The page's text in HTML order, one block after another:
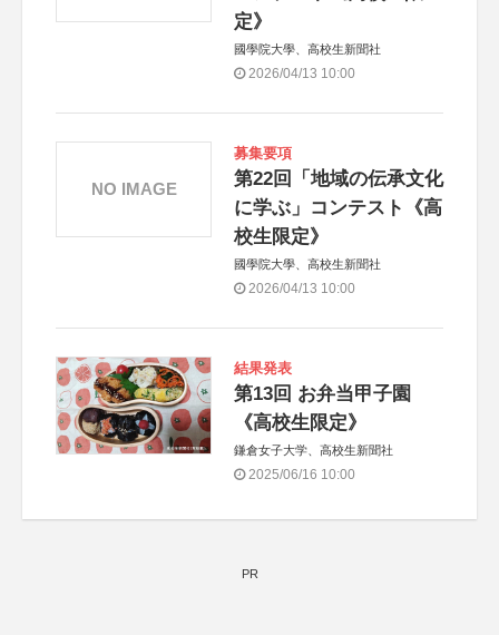
定》
國學院大學、高校生新聞社
2026/04/13 10:00
募集要項
第22回「地域の伝承文化
に学ぶ」コンテスト《高
校生限定》
國學院大學、高校生新聞社
2026/04/13 10:00
NO IMAGE
結果発表
第13回 お弁当甲子園
《高校生限定》
鎌倉女子大学、高校生新聞社
2025/06/16 10:00
PR